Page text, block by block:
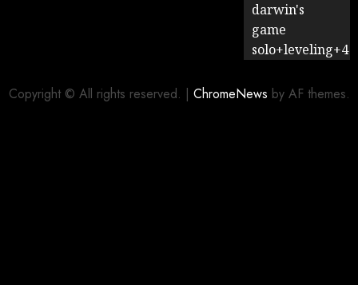
darwin's
game
solo+leveling+4
Copyright © All rights reserved. | ChromeNews by AF themes.